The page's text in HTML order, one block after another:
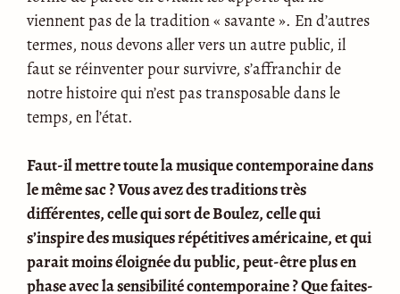
viennent pas de la tradition « savante ». En d’autres
termes, nous devons aller vers un autre public, il
faut se réinventer pour survivre, s’affranchir de
notre histoire qui n’est pas transposable dans le
temps, en l’état.
Faut-il mettre toute la musique contemporaine dans
le même sac ? Vous avez des traditions très
différentes, celle qui sort de Boulez, celle qui
s’inspire des musiques répétitives américaine, et qui
parait moins éloignée du public, peut-être plus en
phase avec la sensibilité contemporaine ? Que faites-